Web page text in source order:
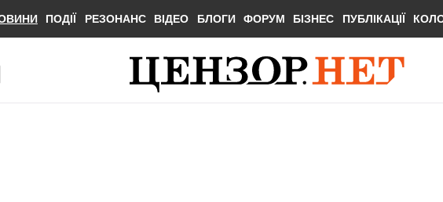
ПОДІЇ РЕЗОНАНС ВІДЕО БЛОГИ ФОРУМ БІЗНЕС ПУБЛІКАЦІЇ